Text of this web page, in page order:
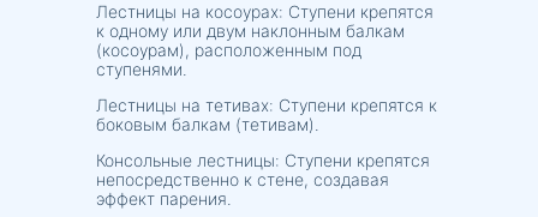
Лестницы на косоурах: Ступени крепятся
к одному или двум наклонным балкам
(косоурам), расположенным под
ступенями.
Лестницы на тетивах: Ступени крепятся к
боковым балкам (тетивам).
Консольные лестницы: Ступени крепятся
непосредственно к стене, создавая
эффект парения.